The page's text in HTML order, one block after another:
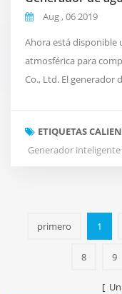
Aug , 06 2019
Ahora está disponible
atmosférica para
Co., Ltd. El generador
de usar tuberías
costosa. Toma el aire
ETIQUETAS
Generador
primero 1
8 9
[